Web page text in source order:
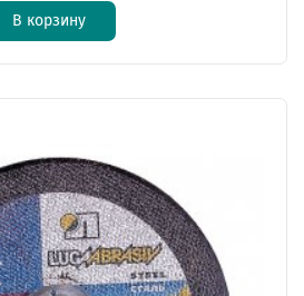
В корзину